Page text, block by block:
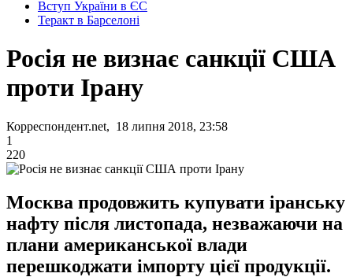
Вступ України в ЄС
Теракт в Барселоні
Росія не визнає санкції США
проти Ірану
Корреспондент.net, 18 липня 2018, 23:58
1
220
Москва продовжить купувати іранську
нафту після листопада, незважаючи на
плани американської влади
перешкоджати імпорту цієї продукції.